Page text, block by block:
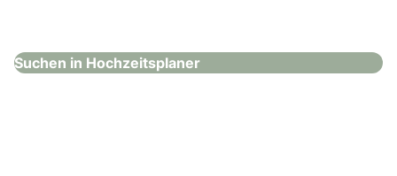
Suchen in Hochzeitsplaner